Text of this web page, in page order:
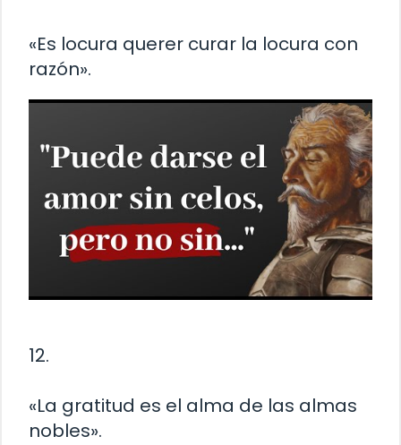
«Es locura querer curar la locura con
razón».
12.
«La gratitud es el alma de las almas
nobles».